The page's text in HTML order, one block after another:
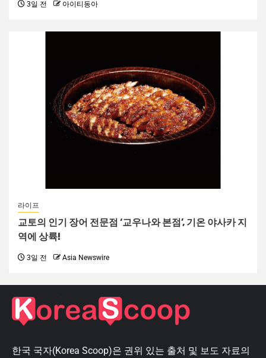
3일 전 아이티동아
라이프
교토의 인기 장어 전문점 ‘교우나와 본점’, 기온 야사카 지
역에 상륙!
3일 전 Asia Newswire
한국 국자(Korea Scoop)은 권위 있는 출처 및 보도 자료의